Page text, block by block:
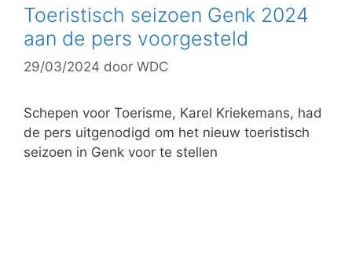
g
r
i
ë
n
Toeristisch seizoen Genk 2024
aan de pers voorgesteld
29/03/2024 door WDC
Schepen voor Toerisme, Karel Kriekemans, had
de pers uitgenodigd om het nieuw toeristisch
seizoen in Genk voor te stellen